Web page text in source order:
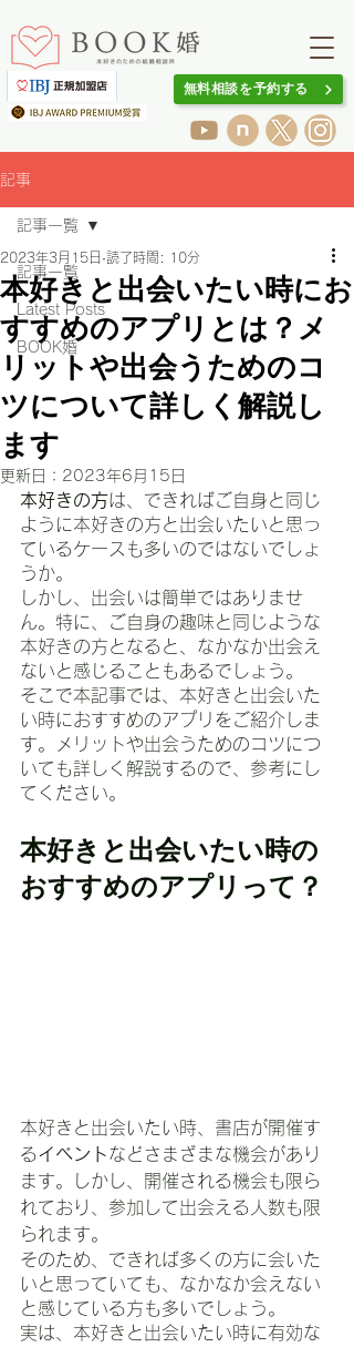
無料相談を予約する
記事
記事一覧
Latest Posts
BOOK婚
記事一覧
本好きと出会いたい時にお
すすめのアプリとは？メ
リットや出会うためのコ
ツについて詳しく解説し
ます
2023年3月15日 読了時間: 10分
更新日： 2023年6月15日
本好きの方は、できればご自身と同じ
ように本好きの方と出会いたいと思っ
ているケースも多いのではないでしょ
うか。
しかし、出会いは簡単ではありませ
ん。特に、ご自身の趣味と同じような
本好きの方となると、なかなか出会え
ないと感じることもあるでしょう。
そこで本記事では、本好きと出会いた
い時におすすめのアプリをご紹介しま
す。メリットや出会うためのコツにつ
いても詳しく解説するので、参考にし
てください。
本好きと出会いたい時の
おすすめのアプリって？
本好きと出会いたい時、書店が開催す
るイベントなどさまざまな機会があり
ます。しかし、開催される機会も限ら
れており、参加して出会える人数も限
られます。
そのため、できれば多くの方に会いた
いと思っていても、なかなか会えない
と感じている方も多いでしょう。
実は、本好きと出会いたい時に有効な